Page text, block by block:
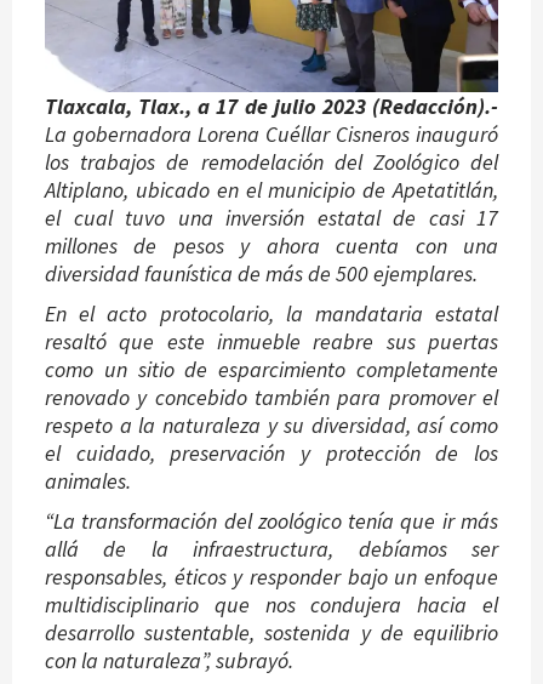
Tlaxcala, Tlax., a 17 de julio 2023 (Redacción).-
La gobernadora Lorena Cuéllar Cisneros inauguró
los trabajos de remodelación del Zoológico del
Altiplano, ubicado en el municipio de Apetatitlán,
el cual tuvo una inversión estatal de casi 17
millones de pesos y ahora cuenta con una
diversidad faunística de más de 500 ejemplares.
En el acto protocolario, la mandataria estatal
resaltó que este inmueble reabre sus puertas
como un sitio de esparcimiento completamente
renovado y concebido también para promover el
respeto a la naturaleza y su diversidad, así como
el cuidado, preservación y protección de los
animales.
“La transformación del zoológico tenía que ir más
allá de la infraestructura, debíamos ser
responsables, éticos y responder bajo un enfoque
multidisciplinario que nos condujera hacia el
desarrollo sustentable, sostenida y de equilibrio
con la naturaleza”, subrayó.